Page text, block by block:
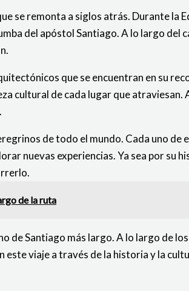
se remonta a siglos atrás. Durante la
del apóstol Santiago. A lo largo del
que se encuentran en su
cultural de cada lugar que
de todo el mundo. Cada uno de
nuevas experiencias. Ya sea por su
de la ruta
de Santiago más largo. A lo largo de
viaje a través de la historia y la